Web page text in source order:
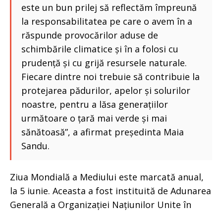
este un bun prilej să reflectăm împreună
la responsabilitatea pe care o avem în a
răspunde provocărilor aduse de
schimbările climatice și în a folosi cu
prudență și cu grijă resursele naturale.
Fiecare dintre noi trebuie să contribuie la
protejarea pădurilor, apelor și solurilor
noastre, pentru a lăsa generațiilor
următoare o țară mai verde și mai
sănătoasă”, a afirmat președinta Maia
Sandu.
Ziua Mondială a Mediului este marcată anual,
la 5 iunie. Aceasta a fost instituită de Adunarea
Generală a Organizației Națiunilor Unite în